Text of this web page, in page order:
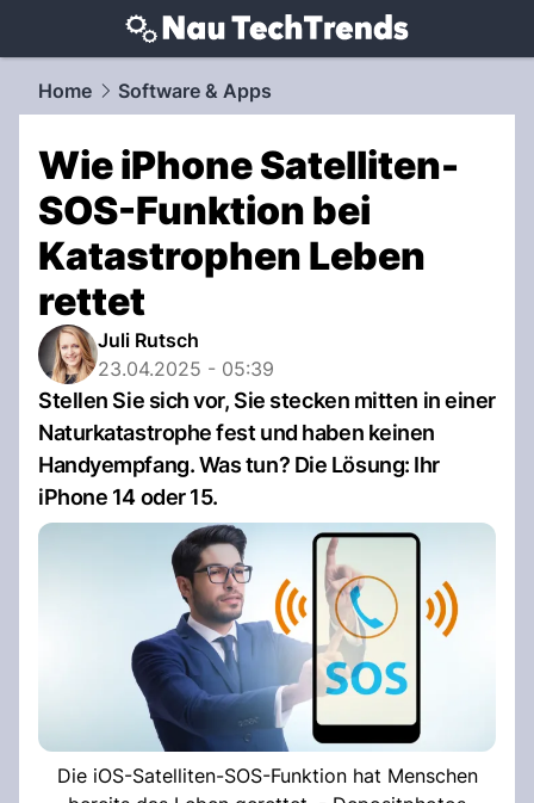
techtrends.NAU.ch
Home Software & Apps
Wie iPhone Satelliten-
SOS-Funktion bei
Katastrophen Leben
rettet
Juli Rutsch
23.04.2025 - 05:39
Stellen Sie sich vor, Sie stecken mitten in einer
Naturkatastrophe fest und haben keinen
Handyempfang. Was tun? Die Lösung: Ihr
iPhone 14 oder 15.
Die iOS-Satelliten-SOS-Funktion hat Menschen